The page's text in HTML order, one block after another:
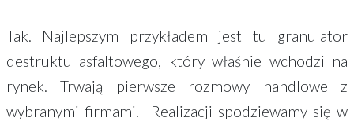
Tak. Najlepszym przykładem jest tu granulator
destruktu asfaltowego, który właśnie wchodzi na
rynek. Trwają pierwsze rozmowy handlowe z
wybranymi firmami. Realizacji spodziewamy się w